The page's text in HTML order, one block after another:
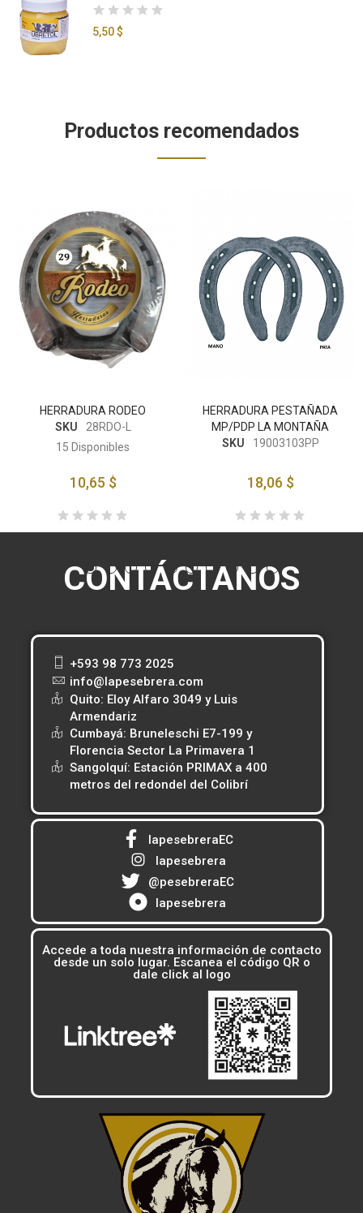
5,50 $
Productos recomendados
HERRADURA RODEO
SKU
28RDO-L
15 Disponibles
10,65 $
HERRADURA PESTAÑADA
MP/PDP LA MONTAÑA
SKU
19003103PP
18,06 $
CONTÁCTANOS
+593 98 773 2025
info@lapesebrera.com
Quito: Eloy Alfaro 3049 y Luis
Armendariz
Cumbayá: Bruneleschi E7-199 y
Florencia Sector La Primavera 1
Sangolquí: Estación PRIMAX a 400
metros del redondel del Colibrí
lapesebreraEC
lapesebrera
@pesebreraEC
lapesebrera
Accede a toda nuestra información de contacto
desde un solo lugar. Escanea el código QR o
dale click al logo